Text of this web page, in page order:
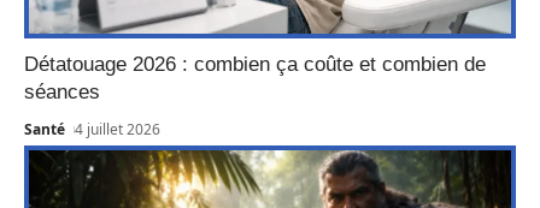
Détatouage 2026 : combien ça coûte et combien de
séances
Santé 4 juillet 2026